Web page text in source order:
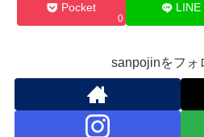
Pocket
0
LINE
sanpojinをフォ